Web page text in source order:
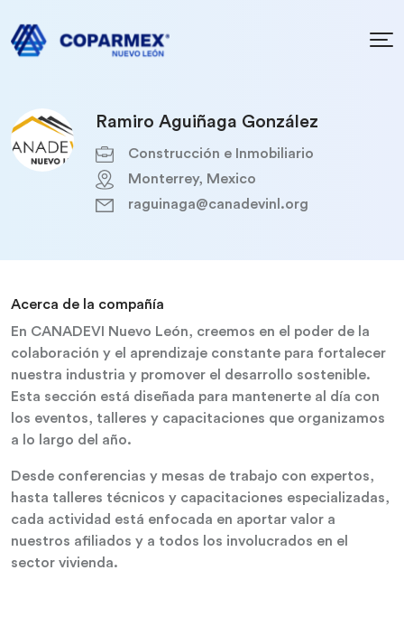
Ramiro Aguiñaga González
Construcción e Inmobiliario
Monterrey, Mexico
raguinaga@canadevinl.org
Acerca de la compañía
En CANADEVI Nuevo León, creemos en el poder de la
colaboración y el aprendizaje constante para fortalecer
nuestra industria y promover el desarrollo sostenible.
Esta sección está diseñada para mantenerte al día con
los eventos, talleres y capacitaciones que organizamos
a lo largo del año.
Desde conferencias y mesas de trabajo con expertos,
hasta talleres técnicos y capacitaciones especializadas,
cada actividad está enfocada en aportar valor a
nuestros afiliados y a todos los involucrados en el
sector vivienda.